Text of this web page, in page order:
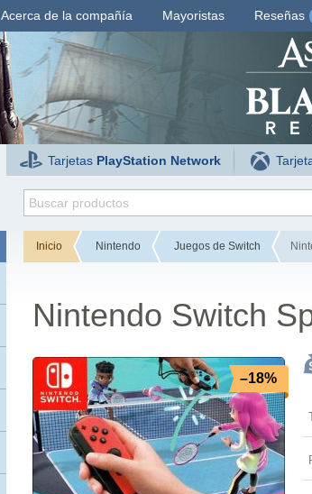
Acerca de la compañía Mayoristas Reseñas
Tarjetas PlayStation Network
Inicio Nintendo Juegos de Switch
Nintendo Switch
–18%